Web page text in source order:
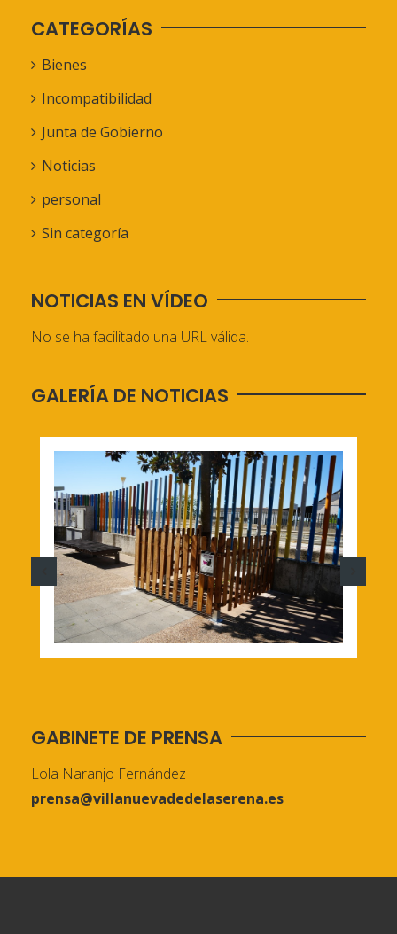
CATEGORÍAS
Bienes
Incompatibilidad
Junta de Gobierno
Noticias
personal
Sin categoría
NOTICIAS EN VÍDEO
No se ha facilitado una URL válida.
GALERÍA DE NOTICIAS
GABINETE DE PRENSA
Lola Naranjo Fernández
prensa@villanuevadedelaserena.es